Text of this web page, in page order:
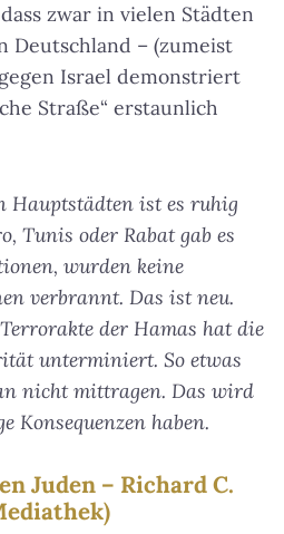
zwar in vielen Städten
Deutschland – (zumeist
Israel demonstriert
Straße“ erstaunlich
Haupt­städten ist es ruhig
Tunis oder Rabat gab es
wurden keine
verbrannt. Das ist neu.
der Hamas hat die
unterminiert. So etwas
nicht mittragen. Das wird
Konsequenzen haben.
Juden – Richard C.